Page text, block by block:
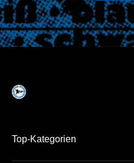
Top-Kategorien